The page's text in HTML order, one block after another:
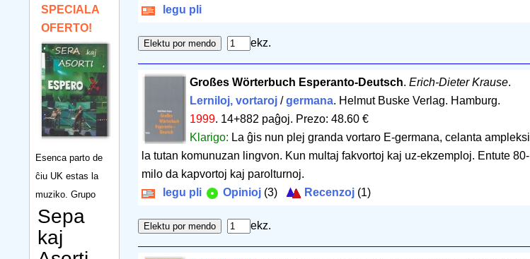
SPECIALA
OFERTO!
Esenca parto de
ĉiu UK estas la
muziko. Grupo
Sepa
kaj
legu pli
ekz.
Großes Wörterbuch Esperanto-Deutsch. Erich-Dieter Krause.
Lerniloj, vortaroj/germana. Helmut Buske Verlag. Hamburg.
1999. 14+882 paĝoj. Prezo: 48.60 €
Klarigo: La ĝis nun plej granda vortaro E-germana, celanta ampleksi
la tutan komunuzan lingvon. Kun multaj fakvortoj kaj uz-ekzemploj. Entute 80-
milo da kapvortoj kaj parolturnoj.
legu pli
Opinioj (3) Recenzoj (1)
ekz.